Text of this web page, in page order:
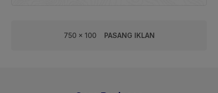
750 x 100 PASANG IKLAN